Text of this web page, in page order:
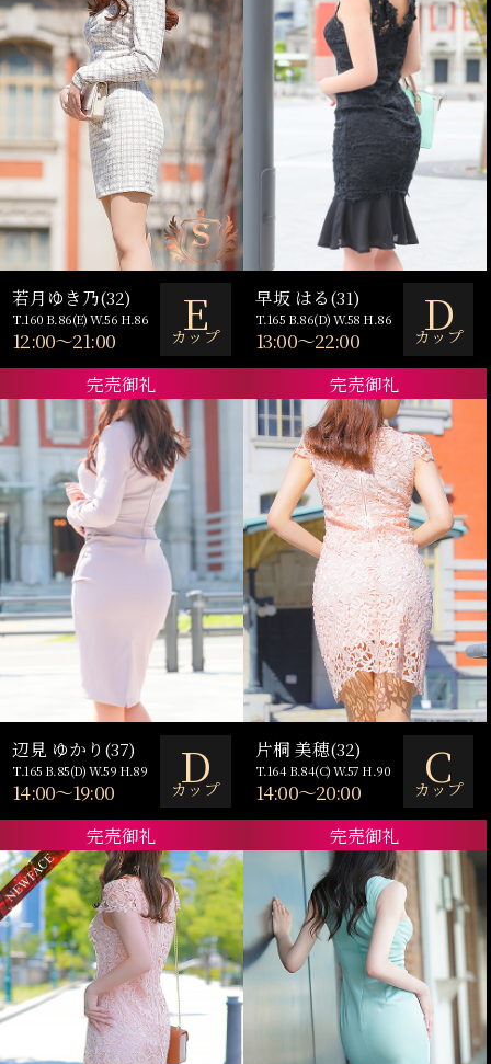
若月ゆき乃(32)
T.160 B.86(E) W.56 H.86
12:00～21:00 E
カップ
完売御礼
早坂 はる(31)
T.165 B.86(D) W.58 H.86
13:00～22:00 D
カップ
完売御礼
辺見 ゆかり(37)
T.165 B.85(D) W.59 H.89
14:00～19:00 D
カップ
完売御礼
片桐 美穂(32)
T.164 B.84(C) W.57 H.90
14:00～20:00 C
カップ
完売御礼